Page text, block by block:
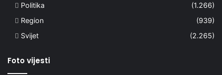
Politika
(1.266)
Region
(939)
Svijet
(2.265)
Foto vijesti